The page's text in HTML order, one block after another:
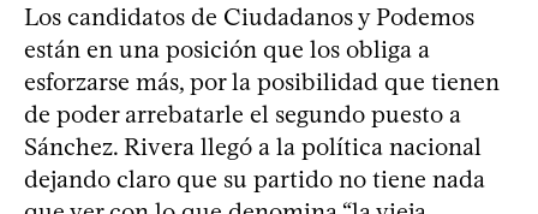
Los candidatos de Ciudadanos y Podemos
están en una posición que los obliga a
esforzarse más, por la posibilidad que tienen
de poder arrebatarle el segundo puesto a
Sánchez. Rivera llegó a la política nacional
dejando claro que su partido no tiene nada